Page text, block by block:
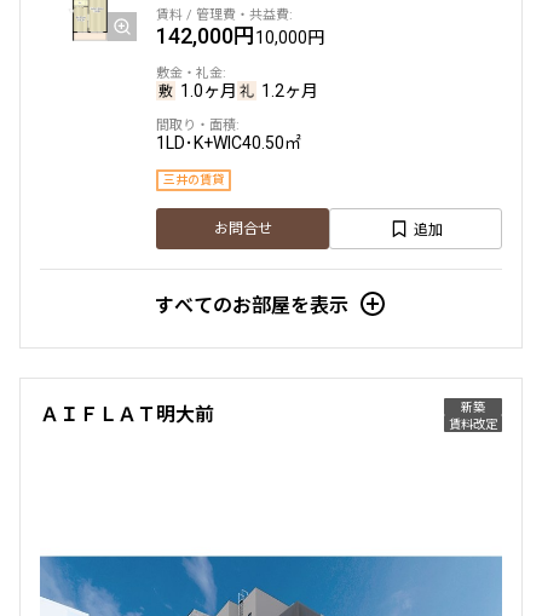
142,000円10,000円
1.0ヶ月 1.2ヶ月
1LD･K+WIC40.50㎡
三井の賃貸
お問合せ 追加
すべてのお部屋を表示
新築
賃料改定
ＡＩＦＬＡＴ明大前